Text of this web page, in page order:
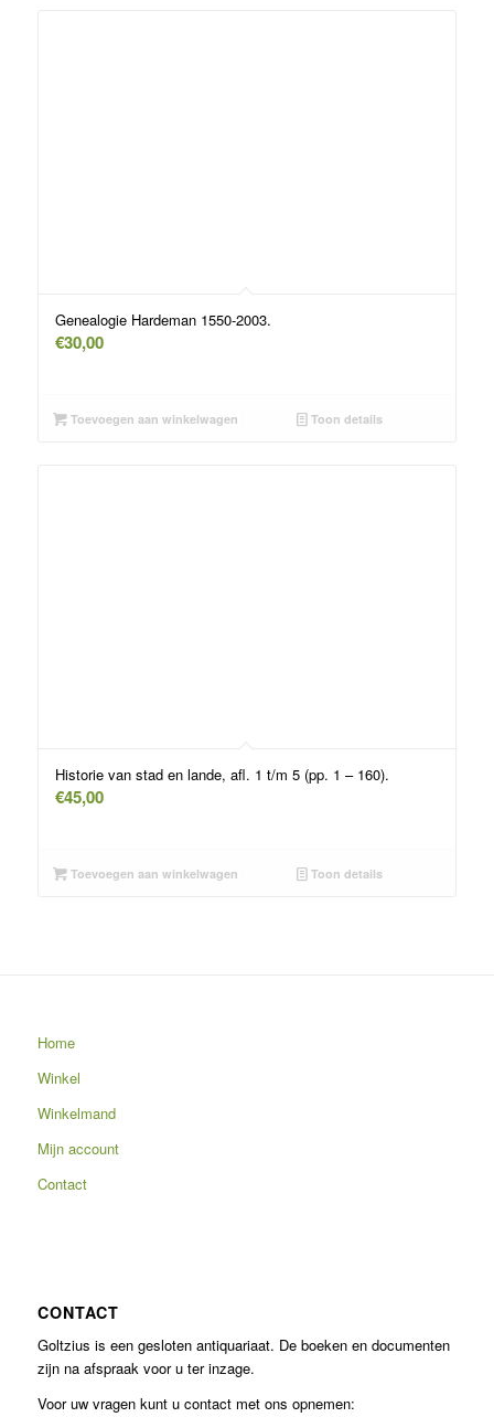
Genealogie Hardeman 1550-2003.
€30,00
Toevoegen aan winkelwagen Toon details
Historie van stad en lande, afl. 1 t/m 5 (pp. 1 – 160).
€45,00
Toevoegen aan winkelwagen Toon details
Home
Winkel
Winkelmand
Mijn account
Contact
CONTACT
Goltzius is een gesloten antiquariaat. De boeken en documenten
zijn na afspraak voor u ter inzage.
Voor uw vragen kunt u contact met ons opnemen: